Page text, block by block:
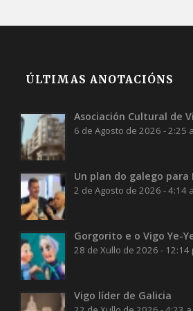
ÚLTIMAS ANOTACIÓNS
Asociación Cultural de
6 de Agosto de 2026 - 2:25
Un plan do galego para
2 de Agosto de 2026 - 4:14
Gorgorito e o Vigo Ye-
28 de Xullo de 2026 - 12:14
Vigo líder de Galicia